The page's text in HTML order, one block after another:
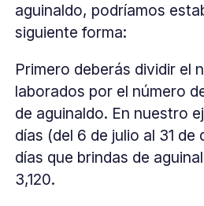
aguinaldo, podríamos
siguiente forma:
Primero deberás dividir el
laborados por el número
de aguinaldo. En nuestro
días (del 6 de julio al 31 de
días que brindas de
3,120.